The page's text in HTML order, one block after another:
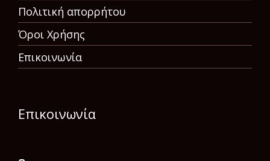
Πολιτική απορρήτου
Όροι Χρήσης
Επικοινωνία
Επικοινωνία